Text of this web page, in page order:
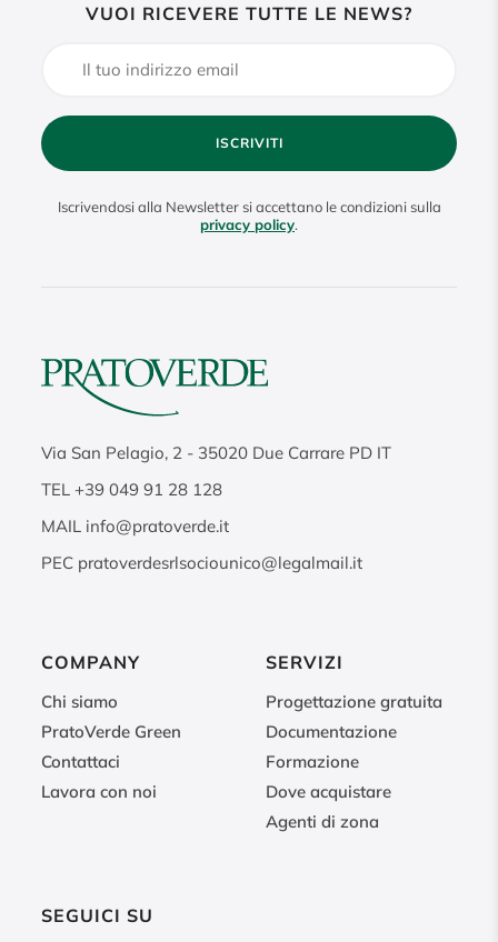
VUOI RICEVERE TUTTE LE NEWS?
ISCRIVITI
Iscrivendosi alla Newsletter si accettano le condizioni sulla
privacy policy.
Via San Pelagio, 2 - 35020 Due Carrare PD IT
TEL+39 049 91 28 128
MAIL info@pratoverde.it
PEC pratoverdesrlsociounico@legalmail.it
COMPANY
Chi siamo
PratoVerde Green
Contattaci
Lavora con noi
SERVIZI
Progettazione gratuita
Documentazione
Formazione
Dove acquistare
Agenti di zona
SEGUICI SU